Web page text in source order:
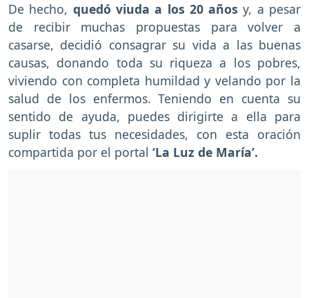
De hecho, quedó viuda a los 20 años y, a pesar
de recibir muchas propuestas para volver a
casarse, decidió consagrar su vida a las buenas
causas, donando toda su riqueza a los pobres,
viviendo con completa humildad y velando por la
salud de los enfermos. Teniendo en cuenta su
sentido de ayuda, puedes dirigirte a ella para
suplir todas tus necesidades, con esta oración
compartida por el portal ‘La Luz de María’.